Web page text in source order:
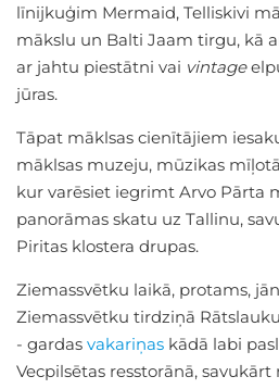
līnijkuģim Mermaid, Telliskivi
mākslu un Balti Jaam tirgu, kā
ar jahtu piestātni vai vintage
jūras.
Tāpat māklsas cienītājiem
māklsas muzeju, mūzikas
kur varēsiet iegrimt Arvo Pārta
panorāmas skatu uz Tallinu,
Piritas klostera drupas.
Ziemassvētku laikā, protams,
Ziemassvētku tirdziņā
- gardas vakariņas kādā labi
Vecpilsētas resstorānā,